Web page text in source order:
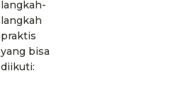
langkah-
langkah
praktis
yang bisa
diikuti: